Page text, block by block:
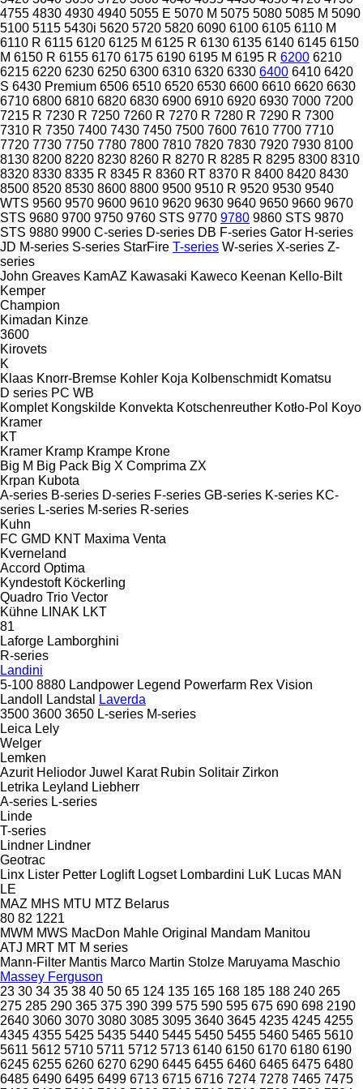
4755 4830 4930 4940 5055 E 5070 M 5075 5080 5085 M 5090
5100 5115 5430i 5620 5720 5820 6090 6100 6105 6110 M
6110 R 6115 6120 6125 M 6125 R 6130 6135 6140 6145 6150
M 6150 R 6155 6170 6175 6190 6195 M 6195 R 6200 6210
6215 6220 6230 6250 6300 6310 6320 6330 6400 6410 6420
S 6430 Premium 6506 6510 6520 6530 6600 6610 6620 6630
6710 6800 6810 6820 6830 6900 6910 6920 6930 7000 7200
7215 R 7230 R 7250 7260 R 7270 R 7280 R 7290 R 7300
7310 R 7350 7400 7430 7450 7500 7600 7610 7700 7710
7720 7730 7750 7780 7800 7810 7820 7830 7920 7930 8100
8130 8200 8220 8230 8260 R 8270 R 8285 R 8295 8300 8310
8320 8330 8335 R 8345 R 8360 RT 8370 R 8400 8420 8430
8500 8520 8530 8600 8800 9500 9510 R 9520 9530 9540
WTS 9560 9570 9600 9610 9620 9630 9640 9650 9660 9670
STS 9680 9700 9750 9760 STS 9770 9780 9860 STS 9870
STS 9880 9900 C-series D-series DB F-series Gator H-series
JD M-series S-series StarFire T-series W-series X-series Z-
series
John Greaves KamAZ Kawasaki Kaweco Keenan Kello-Bilt
Kemper
Champion
Kimadan Kinze
3600
Kirovets
K
Klaas Knorr-Bremse Kohler Koja Kolbenschmidt Komatsu
D series PC WB
Komplet Kongskilde Konvekta Kotschenreuther Kotło-Pol Koyo
Kramer
KT
Kramer Kramp Krampe Krone
Big M Big Pack Big X Comprima ZX
Krpan Kubota
A-series B-series D-series F-series GB-series K-series KC-
series L-series M-series R-series
Kuhn
FC GMD KNT Maxima Venta
Kverneland
Accord Optima
Kyndestoft Köckerling
Quadro Trio Vector
Kühne LINAK LKT
81
Laforge Lamborghini
R-series
Landini
5-100 8880 Landpower Legend Powerfarm Rex Vision
Landoll
Landstal
Laverda
3500 3600 3650 L-series M-series
Leica Lely
Welger
Lemken
Azurit Heliodor Juwel Karat Rubin Solitair Zirkon
Letrika Leyland Liebherr
A-series L-series
Linde
T-series
Lindner Lindner
Geotrac
Linx Lister Petter Loglift Logset Lombardini LuK Lucas MAN
LE
MAZ MHS MTU MTZ Belarus
80 82 1221
MWM MWS MacDon Mahle Original Mandam Manitou
ATJ MRT MT M series
Mann-Filter Mantis Marco Martin Stolze Maruyama Maschio
Massey Ferguson
23 30 34 35 38 40 50 65 124 135 165 168 185 188 240 265
275 285 290 365 375 390 399 575 590 595 675 690 698 2190
2640 3060 3070 3080 3085 3095 3640 3645 4235 4245 4255
4345 4355 5425 5435 5440 5445 5450 5455 5460 5465 5610
5611 5612 5710 5711 5712 5713 6140 6150 6170 6180 6190
6245 6255 6260 6270 6290 6445 6455 6460 6465 6475 6480
6485 6490 6495 6499 6713 6715 6716 7274 7278 7465 7475